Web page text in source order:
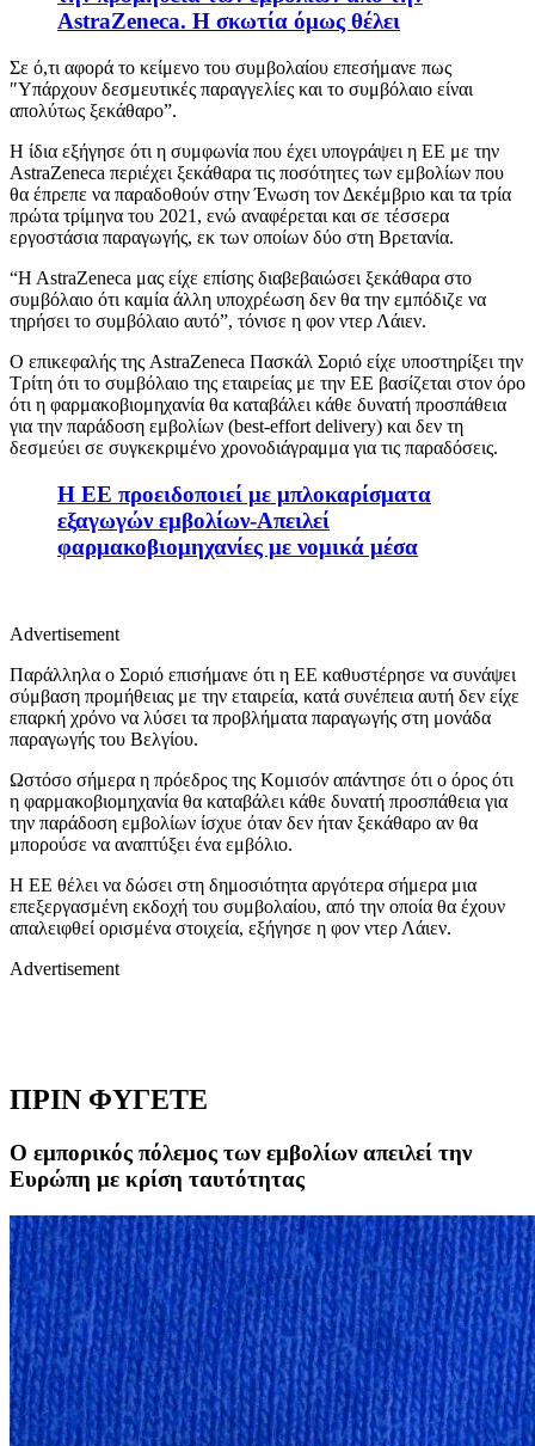
AstraZeneca. Η σκωτία όμως θέλει
Σε ό,τι αφορά το κείμενο του συμβολαίου επεσήμανε πως
″Υπάρχουν δεσμευτικές παραγγελίες και το συμβόλαιο είναι
απολύτως ξεκάθαρο”.
Η ίδια εξήγησε ότι η συμφωνία που έχει υπογράψει η ΕΕ με την
AstraZeneca περιέχει ξεκάθαρα τις ποσότητες των εμβολίων που
θα έπρεπε να παραδοθούν στην Ένωση τον Δεκέμβριο και τα τρία
πρώτα τρίμηνα του 2021, ενώ αναφέρεται και σε τέσσερα
εργοστάσια παραγωγής, εκ των οποίων δύο στη Βρετανία.
“H AstraZeneca μας είχε επίσης διαβεβαιώσει ξεκάθαρα στο
συμβόλαιο ότι καμία άλλη υποχρέωση δεν θα την εμπόδιζε να
τηρήσει το συμβόλαιο αυτό”, τόνισε η φον ντερ Λάιεν.
Ο επικεφαλής της AstraZeneca Πασκάλ Σοριό είχε υποστηρίξει την
Τρίτη ότι το συμβόλαιο της εταιρείας με την ΕΕ βασίζεται στον όρο
ότι η φαρμακοβιομηχανία θα καταβάλει κάθε δυνατή προσπάθεια
για την παράδοση εμβολίων (best-effort delivery) και δεν τη
δεσμεύει σε συγκεκριμένο χρονοδιάγραμμα για τις παραδόσεις.
Η ΕΕ προειδοποιεί με μπλοκαρίσματα
εξαγωγών εμβολίων-Aπειλεί
φαρμακοβιομηχανίες με νομικά μέσα
Advertisement
Παράλληλα ο Σοριό επισήμανε ότι η ΕΕ καθυστέρησε να συνάψει
σύμβαση προμήθειας με την εταιρεία, κατά συνέπεια αυτή δεν είχε
επαρκή χρόνο να λύσει τα προβλήματα παραγωγής στη μονάδα
παραγωγής του Βελγίου.
Ωστόσο σήμερα η πρόεδρος της Κομισόν απάντησε ότι ο όρος ότι
η φαρμακοβιομηχανία θα καταβάλει κάθε δυνατή προσπάθεια για
την παράδοση εμβολίων ίσχυε όταν δεν ήταν ξεκάθαρο αν θα
μπορούσε να αναπτύξει ένα εμβόλιο.
Η ΕΕ θέλει να δώσει στη δημοσιότητα αργότερα σήμερα μια
επεξεργασμένη εκδοχή του συμβολαίου, από την οποία θα έχουν
απαλειφθεί ορισμένα στοιχεία, εξήγησε η φον ντερ Λάιεν.
Advertisement
ΠΡΙΝ ΦΥΓΕΤΕ
Ο εμπορικός πόλεμος των εμβολίων απειλεί την
Ευρώπη με κρίση ταυτότητας